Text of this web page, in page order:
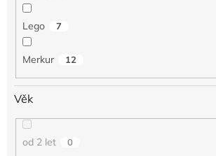
Lego 7
Merkur 12
Věk
od 2 let 0